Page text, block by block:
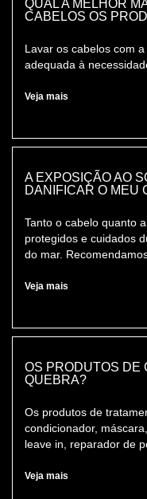
QUAL A MELHOR
CABELOS OS
Lavar os cabelos com
adequada à
Veja mais
A EXPOSIÇÃO AO
DANIFICAR O MEU
Tanto o cabelo quanto
protegidos e cuidados
do mar.
Veja mais
OS PRODUTOS DE
QUEBRA?
Os produtos de
condicionador,
leave in, reparador de
Veja mais